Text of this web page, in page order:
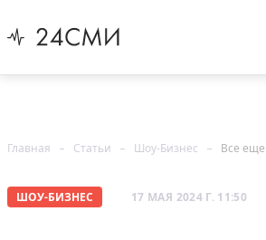
Главная Статьи Шоу-Бизнес Все
ШОУ-БИЗНЕС 17 МАЯ 2024 Г. 11:50